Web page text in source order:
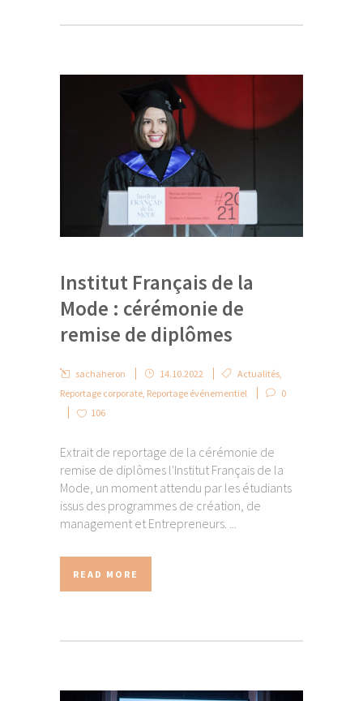
Institut Français de la
Mode : cérémonie de
remise de diplômes
sachaheron 14.10.2022 Actualités,
Reportage corporate, Reportage événementiel
0
106
Extrait de reportage de la cérémonie de
remise de diplômes l'Institut Français de la
Mode, un moment attendu par les étudiants
issus des programmes de création, de
management et Entrepreneurs. ...
READ MORE